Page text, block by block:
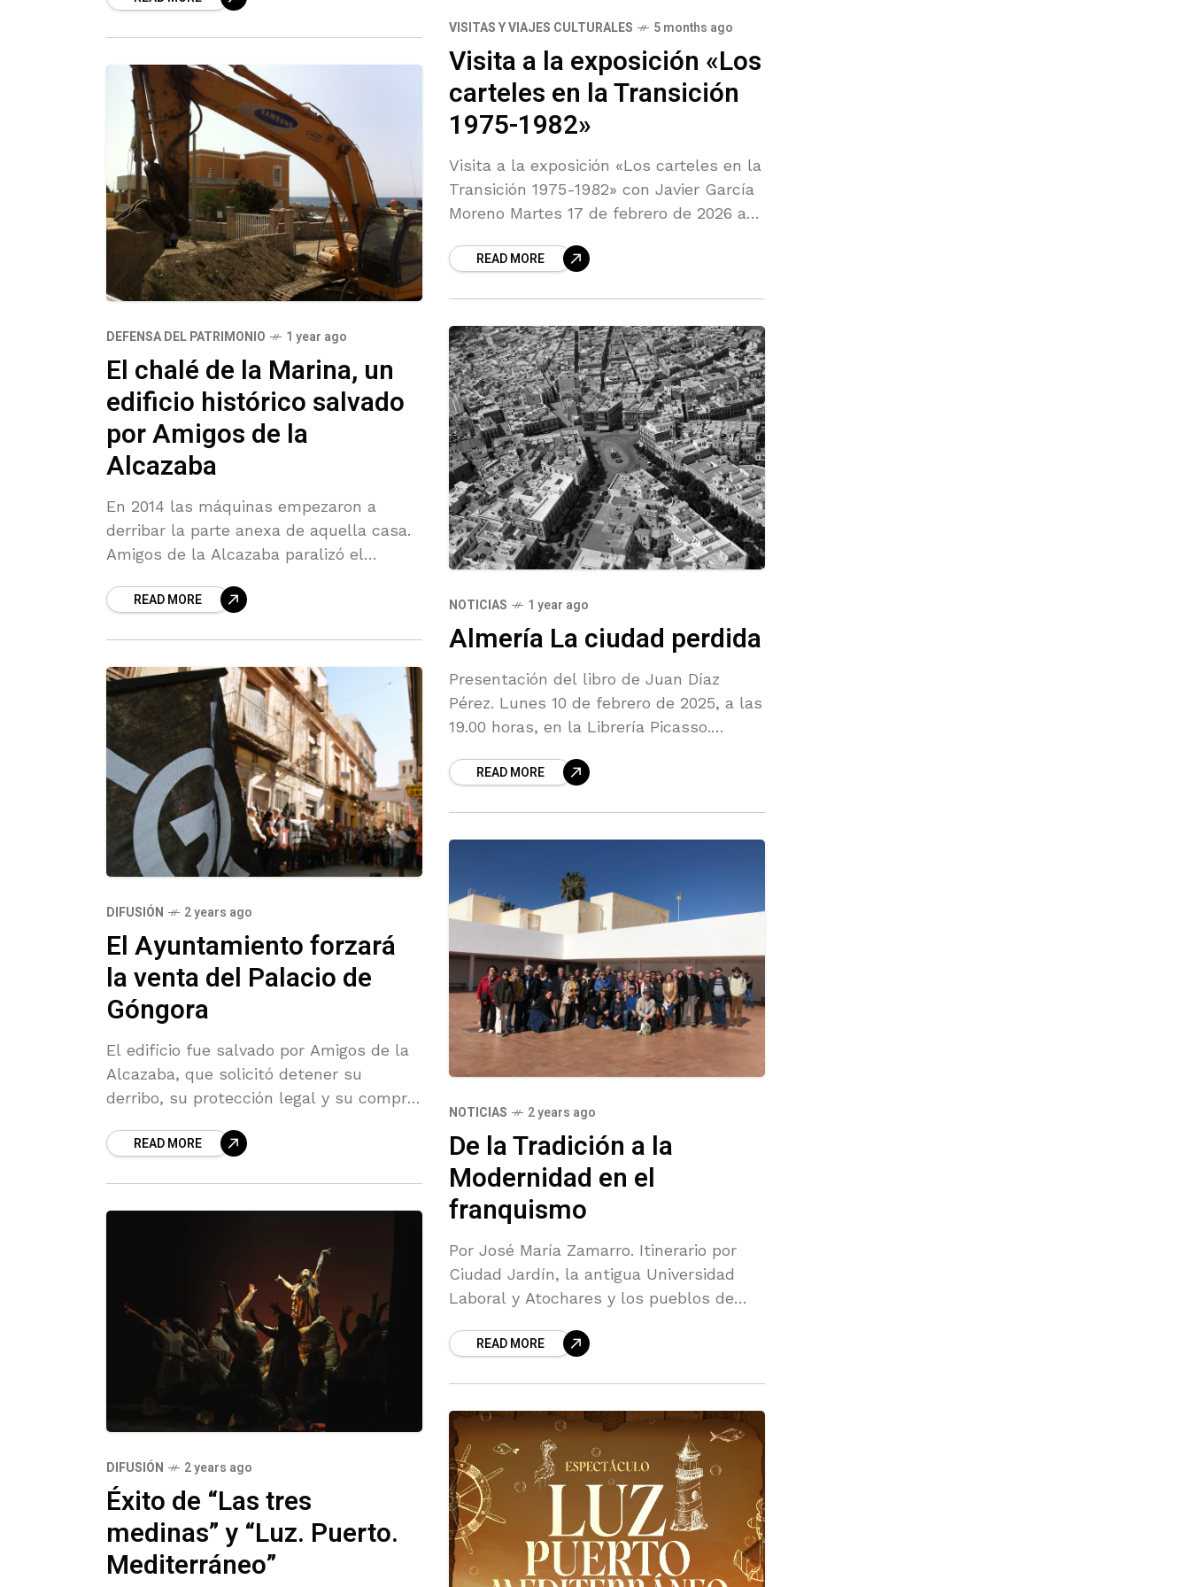
VISITAS Y VIAJES CULTURALES 5 months ago
Visita a la exposición «Los
carteles en la Transición
1975-1982»
Visita a la exposición «Los carteles en la
Transición 1975-1982» con Javier García
Moreno Martes 17 de febrero de 2026 a
de laREAD MORE
DEFENSA DEL PATRIMONIO 1 year ago
El chalé de la Marina, un
edificio histórico salvado
por Amigos de la
Alcazaba
En 2014 las máquinas empezaron a
derribar la parte anexa de aquella casa.
Amigos de la Alcazaba paralizó el
convertido en el Beach Club.
READ MORE NOTICIAS 1 year ago
Almería La ciudad perdida
Presentación del libro de Juan Díaz
Pérez. Lunes 10 de febrero de 2025, a las
19.00 horas, en la Librería Picasso.
READ MORE
DIFUSIÓN 2 years ago
El Ayuntamiento forzará
la venta del Palacio de
Góngora
El edificio fue salvado por Amigos de la
Alcazaba, que solicitó detener su
derribo, su protección legal y su compra
READ MORE
NOTICIAS 2 years ago
De la Tradición a la
Modernidad en el
franquismo
Por José María Zamarro. Itinerario por
Ciudad Jardín, la antigua Universidad
Laboral y Atochares y los pueblos de
READ MORE
DIFUSIÓN 2 years ago
Éxito de “Las tres
medinas” y “Luz. Puerto.
Mediterráneo”